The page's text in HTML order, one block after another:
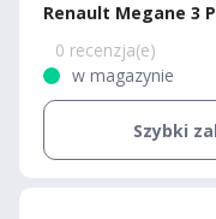
Renault Megane 3
0 recenzja(e)
w magazynie
Szybki